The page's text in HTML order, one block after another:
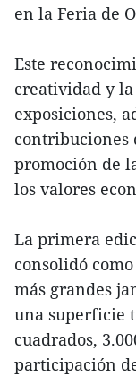
en la Feria de
Este
creatividad y
exposiciones,
contribuciones
promoción de
los valores
La primera
consolidó
más grandes
una superficie
cuadrados,
participación